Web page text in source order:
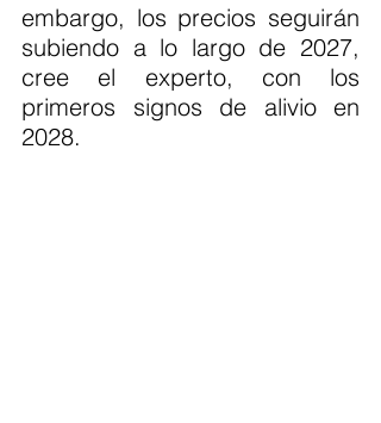
embargo, los precios seguirán
subiendo a lo largo de 2027,
cree el experto, con los
primeros signos de alivio en
2028.